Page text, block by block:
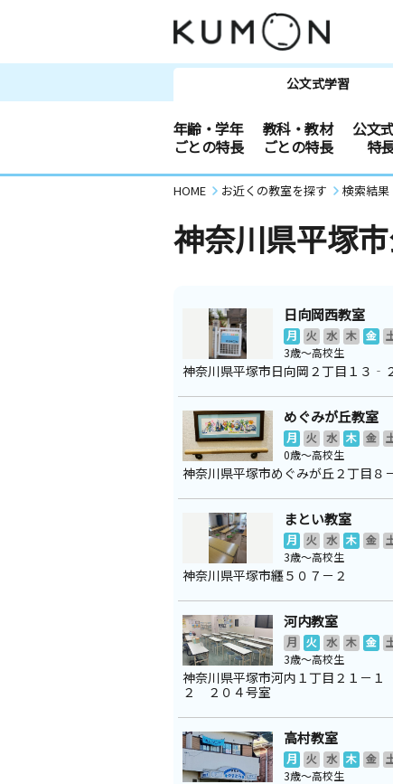
公文式学習
年齢・学年
ごとの特長
教科・教材
ごとの特長
公文
特
HOME お近くの教室を探す 検索結果
神奈川県平塚
日向岡西教室
月 火 水 木 金
3歳～高校生
神奈川県平塚市日向岡２丁目１３‐
めぐみが丘教室
月 火 水 木 金
0歳～高校生
神奈川県平塚市めぐみが丘２丁目８
まとい教室
月 火 水 木 金
3歳～高校生
神奈川県平塚市纒５０７－２
河内教室
月 火 水 木 金
3歳～高校生
神奈川県平塚市河内１丁目２１－
２ ２０４号室
高村教室
月 火 水 木 金
3歳～高校生